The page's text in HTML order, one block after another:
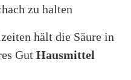
zu halten
hält die Säure in
Gut Hausmittel